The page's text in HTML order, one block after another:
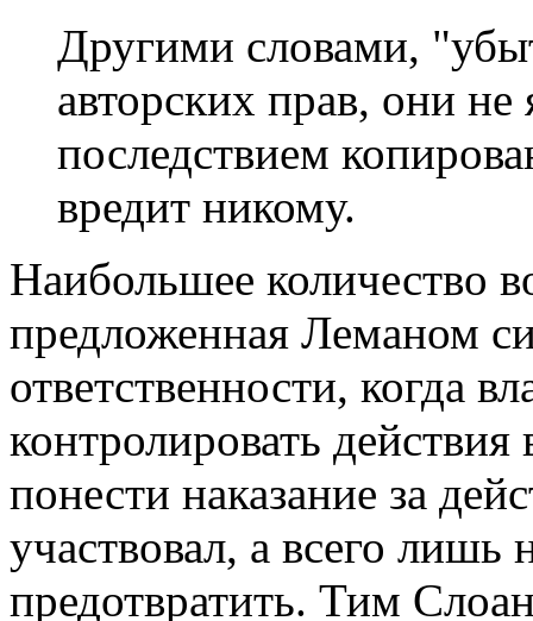
Другими словами,
авторских прав, они
последствием
вредит никому.
Наибольшее количество
предложенная Леманом
ответственности, когда
контролировать действия
понести наказание за
участвовал, а всего лишь
предотвратить. Тим